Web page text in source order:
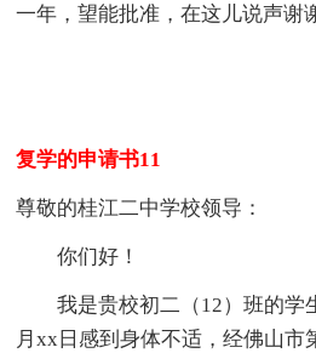
一年，望能批准，在这儿说声谢
复学的申请书11
尊敬的桂江二中学校领导：
你们好！
我是贵校初二（12）班的学
月xx日感到身体不适，经佛山市